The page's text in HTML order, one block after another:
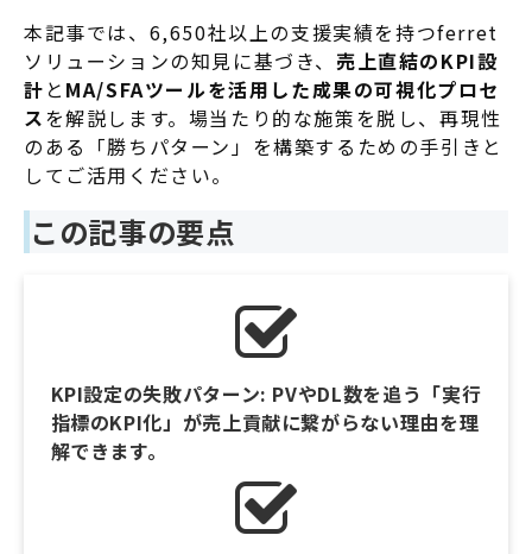
本記事では、6,650社以上の支援実績を持つferret
ソリューションの知見に基づき、 売上直結のKPI設
計 と MA/SFAツールを活用した成果の可視化プロセ
スを解説します。場当たり的な施策を脱し、再現性
のある「勝ちパターン」を構築するための手引きと
してご活用ください。
この記事の要点
KPI設定の失敗パターン: PVやDL数を追う「実行
指標のKPI化」が売上貢献に繋がらない理由を理
解できます。